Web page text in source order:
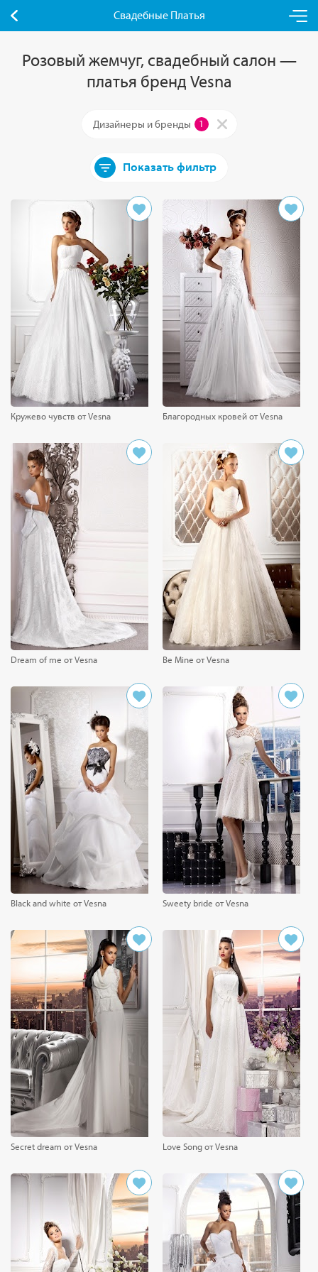
Свадебные Платья
Розовый жемчуг, свадебный салон —
платья бренд Vesna
Дизайнеры и бренды 1
Показать фильтр
Кружево чувств от Vesna Благородных кровей от Vesna
Dream of me от Vesna Be Mine от Vesna
Black and white от Vesna Sweety bride от Vesna
Secret dream от Vesna Love Song от Vesna